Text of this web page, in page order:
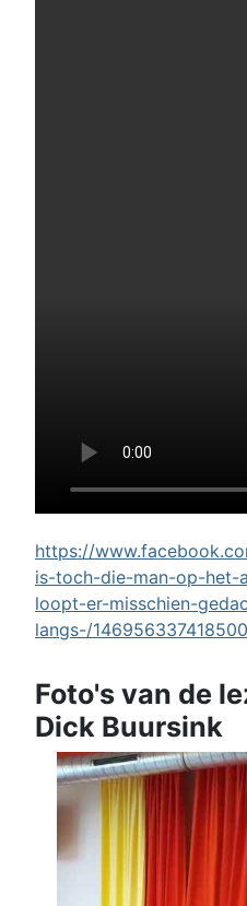
https://
is-toch-die-man-op-het-
loopt-er-misschien-
langs-/
Foto's van de
Dick Buursink